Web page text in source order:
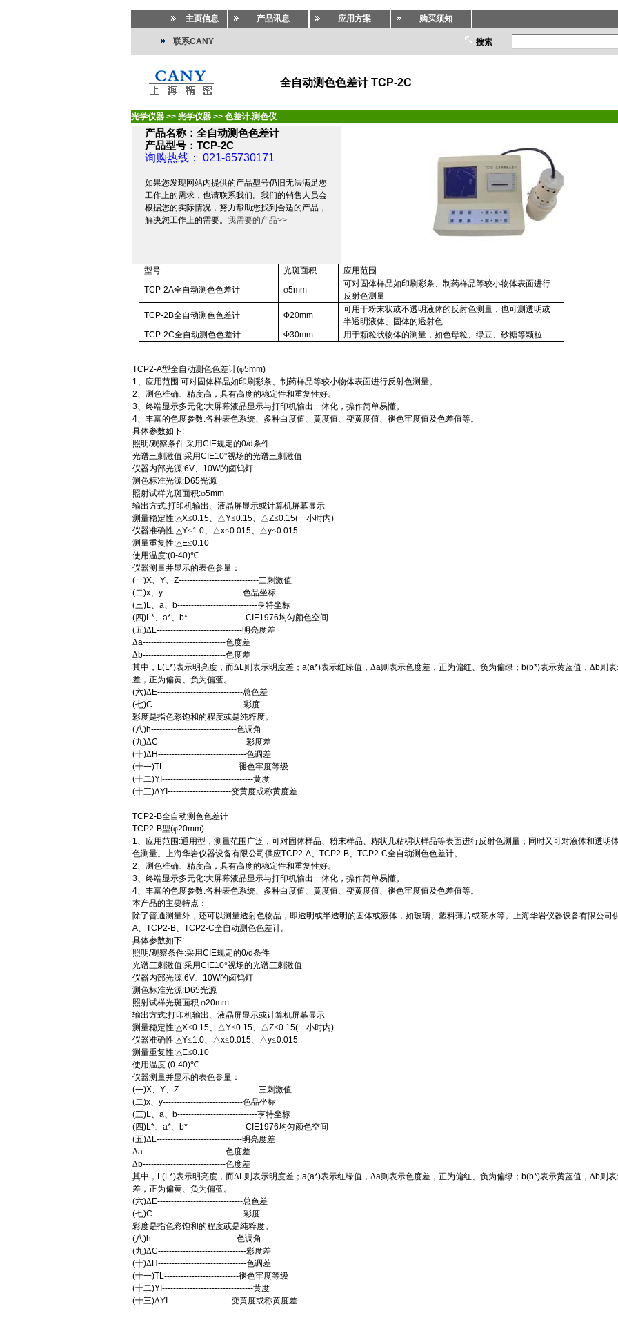
主页信息 产品讯息 应用方案 购买须知
联系CANY 搜索
全自动测色色差计 TCP-2C
光学仪器 >> 光学仪器 >> 色差计.测色仪
产品名称：全自动测色色差计
产品型号：TCP-2C
询购热线： 021-65730171
如果您发现网站内提供的产品型号仍旧无法满足您
工作上的需求，也请联系我们。我们的销售人员会
根据您的实际情况，努力帮助您找到合适的产品，
解决您工作上的需要。 我需要的产品>>
型号 光斑面积
应用范围
TCP-2A全自动测色色差计 φ5mm
可对固体样品如印刷彩条、制药样品等较小物体表面进行
反射色测量
TCP-2B全自动测色色差计 Φ20mm
可用于粉末状或不透明液体的反射色测量，也可测透明或
半透明液体、固体的透射色
TCP-2C全自动测色色差计 Φ30mm 用于颗粒状物体的测量，如色母粒、绿豆、砂糖等颗粒
TCP2-A型全自动测色色差计(φ5mm)
1、应用范围 :可对固体样品如印刷彩条、制药样品等较小物体表面进行反射色测量。
2、测色准确、精度高，具有高度的稳定性和重复性好。
3、终端显示多元化:大屏幕液晶显示与打印机输出一体化，操作简单易懂。
4、丰富的色度参数:各种表色系统、多种白度值、黄度值、变黄度值、褪色牢度值及色差值等。
具体参数如下:
照明/观察条件:采用CIE规定的0/d条件
光谱三刺激值:采用CIE10°视场的光谱三刺激值
仪器内部光源:6V、 10W的卤钨灯
测色标准光源:D65光源
照射试样光斑面积:φ5mm
输出方式:打印机输出、液晶屏显示或计算机屏幕显示
测量稳定性:△X≤0.15、△Y≤0.15、△Z≤0.15(一小时内)
仪器准确性:△Y≤1.0、△x≤0.015、△y≤0.015
测量重复性:△E≤0.10
使用温度:(0-40)℃
仪器测量并显示的表色参量：
(一)X、 Y、 Z-----------------------------三刺激值
(二)x、 y-----------------------------色品坐标
(三)L、 a、 b-----------------------------亨特坐标
(四)L*、 a*、 b*---------------------CIE1976均匀颜色空间
(五)ΔL-------------------------------明亮度差
Δa------------------------------色度差
Δb------------------------------色度差
其中， L(L*)表示明亮度，而ΔL则表示明度差； a(a*)表示红绿值，Δa则表示色度差，正为偏红、负为偏绿； b(b*)表示黄蓝值，Δb则
差，正为偏黄、负为偏蓝。
(六)ΔE-------------------------------总色差
(七)C---------------------------------彩度
彩度是指色彩饱和的程度或是纯粹度。
(八)h-------------------------------色调角
(九)ΔC--------------------------------彩度差
(十)ΔH--------------------------------色调差
(十一)TL---------------------------褪色牢度等级
(十二)YI---------------------------------黄度
(十三)ΔYI-----------------------变黄度或称黄度差
TCP2-B全自动测色色差计
TCP2-B型(φ20mm)
1、应用范围 :通用型，测量范围广泛，可对固体样品、粉末样品、糊状几粘稠状样品等表面进行反射色测量；同时又可对液体和透明
色测量。上海华岩仪器设备有限公司供应TCP2-A、 TCP2-B、 TCP2-C全自动测色色差计。
2、测色准确、精度高，具有高度的稳定性和重复性好。
3、终端显示多元化:大屏幕液晶显示与打印机输出一体化，操作简单易懂。
4、丰富的色度参数:各种表色系统、多种白度值、黄度值、变黄度值、褪色牢度值及色差值等。
本产品的主要特点：
除了普通测量外，还可以测量透射色物品，即透明或半透明的固体或液体，如玻璃、塑料薄片或茶水等。上海华岩仪器设备有限公司
A、 TCP2-B、 TCP2-C全自动测色色差计。
具体参数如下:
照明/观察条件:采用CIE规定的0/d条件
光谱三刺激值:采用CIE10°视场的光谱三刺激值
仪器内部光源:6V、 10W的卤钨灯
测色标准光源:D65光源
照射试样光斑面积:φ20mm
输出方式:打印机输出、液晶屏显示或计算机屏幕显示
测量稳定性:△X≤0.15、△Y≤0.15、△Z≤0.15(一小时内)
仪器准确性:△Y≤1.0、△x≤0.015、△y≤0.015
测量重复性:△E≤0.10
使用温度:(0-40)℃
仪器测量并显示的表色参量：
(一)X、 Y、 Z-----------------------------三刺激值
(二)x、 y-----------------------------色品坐标
(三)L、 a、 b-----------------------------亨特坐标
(四)L*、 a*、 b*---------------------CIE1976均匀颜色空间
(五)ΔL-------------------------------明亮度差
Δa------------------------------色度差
Δb------------------------------色度差
其中， L(L*)表示明亮度，而ΔL则表示明度差； a(a*)表示红绿值，Δa则表示色度差，正为偏红、负为偏绿； b(b*)表示黄蓝值，Δb则
差，正为偏黄、负为偏蓝。
(六)ΔE-------------------------------总色差
(七)C---------------------------------彩度
彩度是指色彩饱和的程度或是纯粹度。
(八)h-------------------------------色调角
(九)ΔC--------------------------------彩度差
(十)ΔH--------------------------------色调差
(十一)TL---------------------------褪色牢度等级
(十二)YI---------------------------------黄度
(十三)ΔYI-----------------------变黄度或称黄度差